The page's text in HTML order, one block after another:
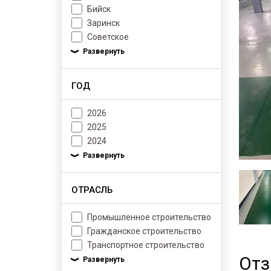
Бийск
Заринск
Советское
ГОД
2026
2025
2024
ОТРАСЛЬ
Промышленное строительство
Гражданское строительство
Транспортное строительство